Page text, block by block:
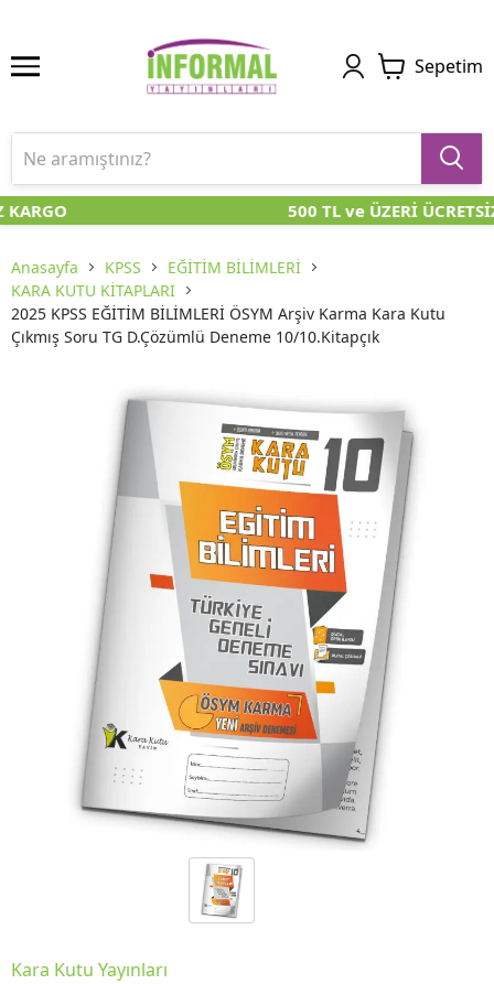
Sepetim
500 TL ve ÜZERİ
Anasayfa KPSS
EĞİTİM BİLİMLERİ
KARA KUTU KİTAPLARI
2025 KPSS EĞİTİM BİLİMLERİ ÖSYM Arşiv Karma Kara Kutu
Çıkmış Soru TG D.Çözümlü Deneme 10/10.Kitapçık
Kara Kutu Yayınları